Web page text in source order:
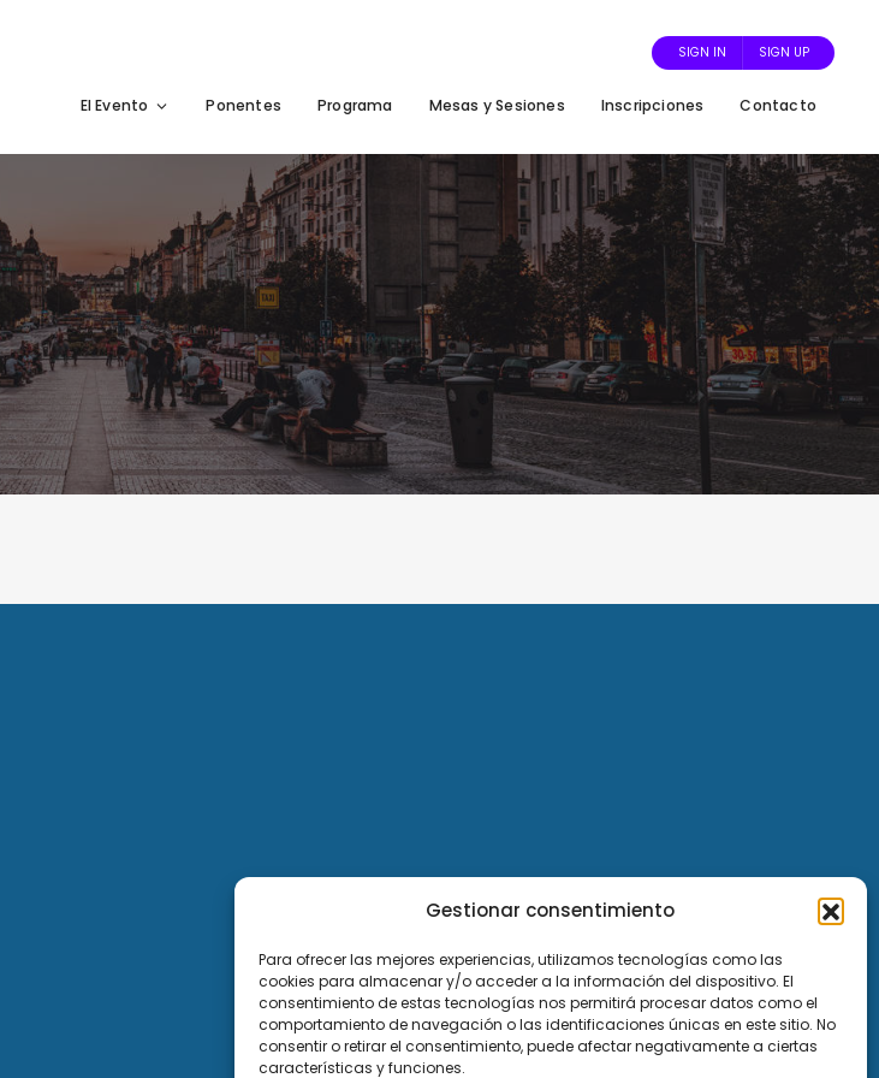
Gestionar consentimiento
Para ofrecer las mejores experiencias, utilizamos tecnologías como las
cookies para almacenar y/o acceder a la información del dispositivo. El
consentimiento de estas tecnologías nos permitirá procesar datos como el
comportamiento de navegación o las identificaciones únicas en este sitio. No
consentir o retirar el consentimiento, puede afectar negativamente a ciertas
características y funciones.
SIGN IN SIGN UP
El Evento Ponentes Programa Mesas y Sesiones Inscripciones Contacto